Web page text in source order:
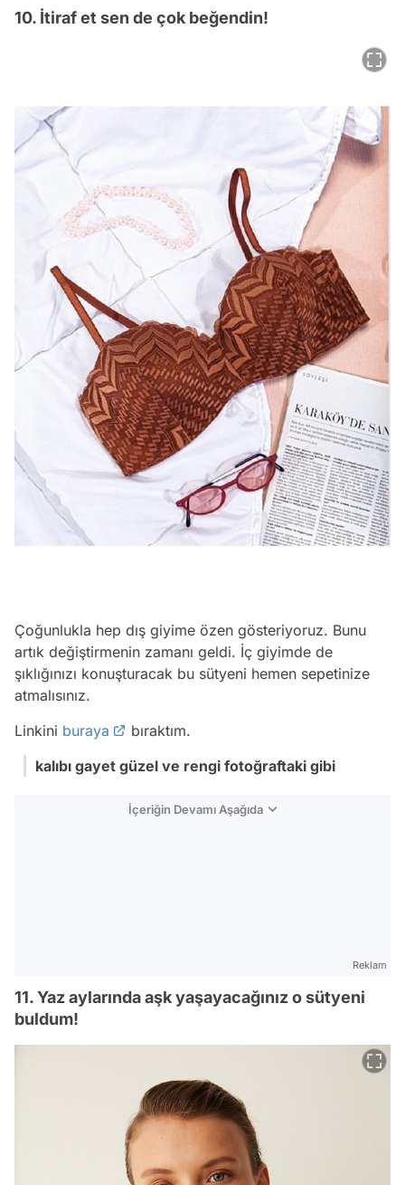
10. İtiraf et sen de çok beğendin!
Çoğunlukla hep dış giyime özen gösteriyoruz. Bunu
artık değiştirmenin zamanı geldi. İç giyimde de
şıklığınızı konuşturacak bu sütyeni hemen sepetinize
atmalısınız.
Linkini buraya
bıraktım.
kalıbı gayet güzel ve rengi fotoğraftaki gibi
İçeriğin Devamı Aşağıda
Reklam
11. Yaz aylarında aşk yaşayacağınız o sütyeni
buldum!